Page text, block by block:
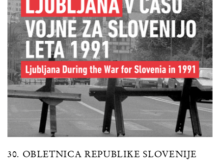
30. OBLETNICA REPUBLIKE SLOVENIJE